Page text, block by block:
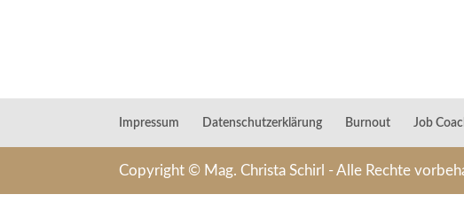
Impressum Datenschutzerklärung Burnout Job
Copyright © Mag. Christa Schirl - Alle Rechte